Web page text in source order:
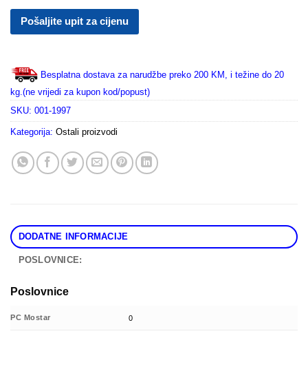
Pošaljite upit za cijenu
Besplatna dostava za narudžbe preko 200 KM, i težine do 20
kg.(ne vrijedi za kupon kod/popust)
SKU: 001-1997
Kategorija: Ostali proizvodi
DODATNE INFORMACIJE
POSLOVNICE:
Poslovnice
PC Mostar 0